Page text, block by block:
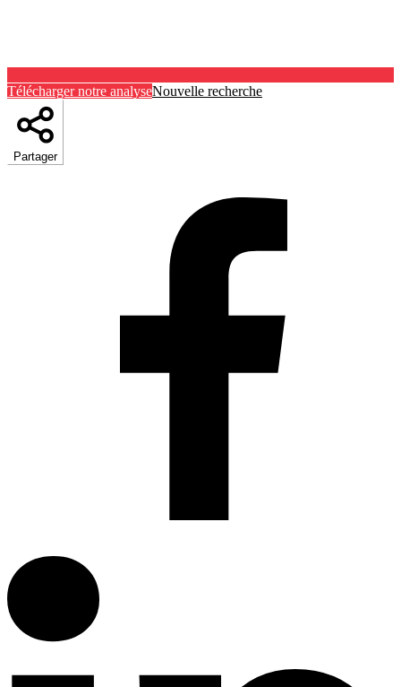
Télécharger notre analyseNouvelle recherche
Partager